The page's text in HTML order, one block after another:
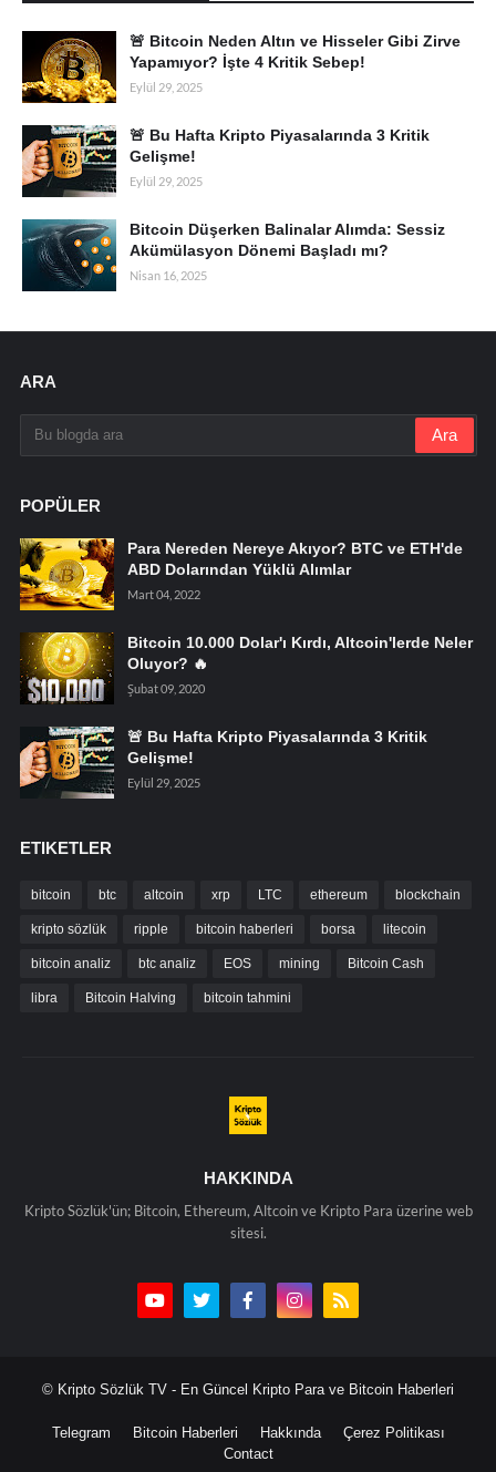
🚨 Bitcoin Neden Altın ve Hisseler Gibi Zirve
Yapamıyor? İşte 4 Kritik Sebep!
Eylül 29, 2025
🚨 Bu Hafta Kripto Piyasalarında 3 Kritik
Gelişme!
Eylül 29, 2025
Bitcoin Düşerken Balinalar Alımda: Sessiz
Akümülasyon Dönemi Başladı mı?
Nisan 16, 2025
ARA
POPÜLER
Para Nereden Nereye Akıyor? BTC ve ETH'de
ABD Dolarından Yüklü Alımlar
Mart 04, 2022
Bitcoin 10.000 Dolar'ı Kırdı, Altcoin'lerde Neler
Oluyor? 🔥
Şubat 09, 2020
🚨 Bu Hafta Kripto Piyasalarında 3 Kritik
Gelişme!
Eylül 29, 2025
ETIKETLER
bitcoin btc altcoin xrp LTC ethereum blockchain
kripto sözlük ripple bitcoin haberleri borsa litecoin
bitcoin analiz btc analiz EOS mining Bitcoin Cash
libra Bitcoin Halving bitcoin tahmini
HAKKINDA
Kripto Sözlük'ün; Bitcoin, Ethereum, Altcoin ve Kripto Para üzerine web
sitesi.
© Kripto Sözlük TV - En Güncel Kripto Para ve Bitcoin Haberleri
Telegram Bitcoin Haberleri Hakkında
Çerez Politikası
Contact